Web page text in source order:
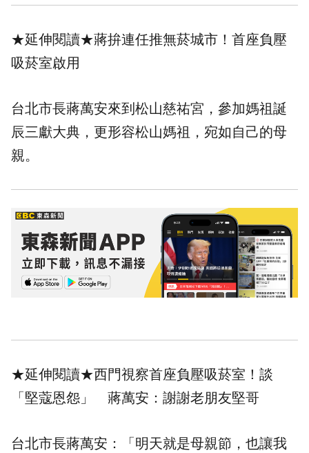
★延伸閱讀★蔣拚連任推無菸城市！首座負壓
吸菸室啟用
台北市長蔣萬安來到松山慈祐宮，參加媽祖誕
辰三獻大典，更形容松山媽祖，宛如自己的母
親。
★延伸閱讀★西門視察首座負壓吸菸室！談
「堅蔻恩怨」 蔣萬安：謝謝老朋友堅哥
台北市長蔣萬安：「明天就是母親節，也讓我